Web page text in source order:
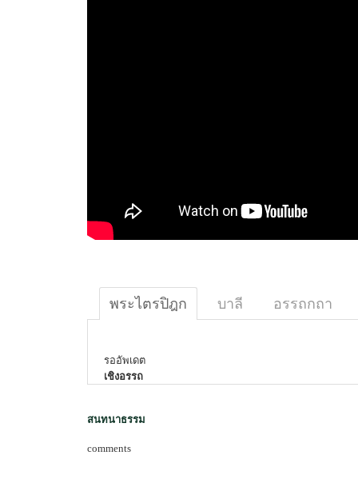
พระไตรปิฎก บาลี อรรถกถา
รออัพเดต
เชิงอรรถ
สนทนาธรรม
comments